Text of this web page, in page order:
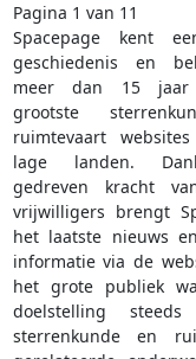
Pagina 1 van 11
Spacepage kent
geschiedenis en
meer dan 15
grootste
ruimtevaart
lage landen.
gedreven kracht
vrijwilligers brengt
het laatste nieuws
informatie via de
het grote publiek
doelstelling
sterrenkunde en